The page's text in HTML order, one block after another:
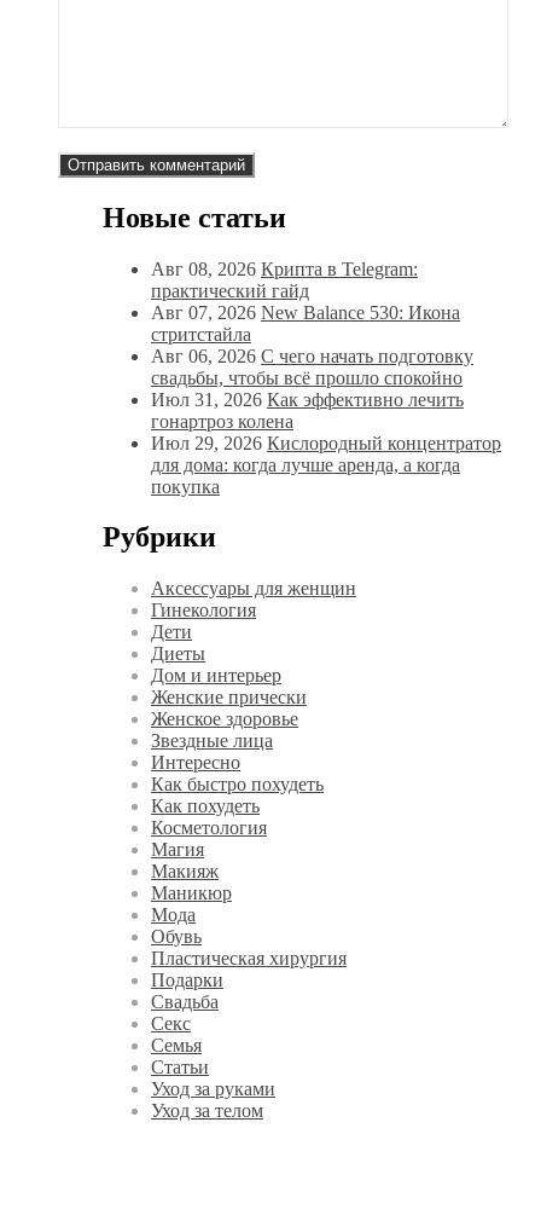
Новые статьи
Авг 08, 2026 Крипта в Telegram:
практический гайд
Авг 07, 2026 New Balance 530: Икона
стритстайла
Авг 06, 2026 С чего начать подготовку
свадьбы, чтобы всё прошло спокойно
Июл 31, 2026 Как эффективно лечить
гонартроз колена
Июл 29, 2026 Кислородный концентратор
для дома: когда лучше аренда, а когда
покупка
Рубрики
Аксессуары для женщин
Гинекология
Дети
Диеты
Дом и интерьер
Женские прически
Женское здоровье
Звездные лица
Интересно
Как быстро похудеть
Как похудеть
Косметология
Магия
Макияж
Маникюр
Мода
Обувь
Пластическая хирургия
Подарки
Свадьба
Секс
Семья
Статьи
Уход за руками
Уход за телом